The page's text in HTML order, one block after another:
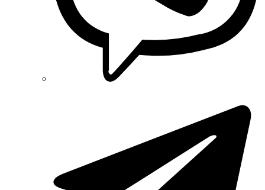
REM POWER (Словенія)
Schneider-Electric (Франція)
Smart-MAIC
Technoelectric (Італія)
Technosystems (Україна)
TEKPAN (Туреччина)